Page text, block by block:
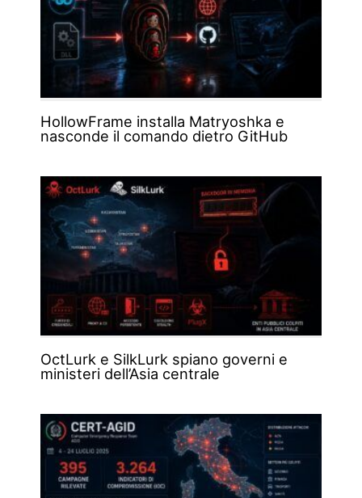
HollowFrame installa Matryoshka e
nasconde il comando dietro GitHub
OctLurk e SilkLurk spiano governi e
ministeri dell’Asia centrale